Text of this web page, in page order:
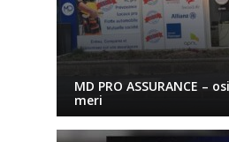
MD PRO ASSURANCE –
meri